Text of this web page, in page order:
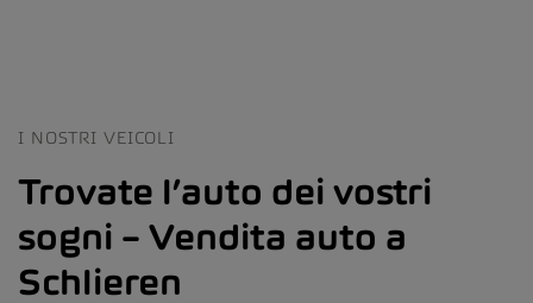
I NOSTRI VEICOLI
Trovate l’auto dei vostri
sogni – Vendita auto a
Schlieren